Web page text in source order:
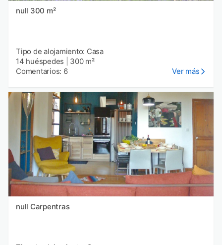
null 300 m²
Tipo de alojamiento: Casa
14 huéspedes
300 m²
Comentarios: 6
Ver más
null Carpentras